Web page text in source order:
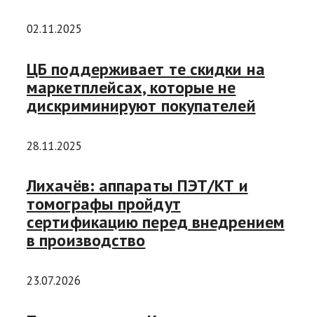
02.11.2025
ЦБ поддерживает те скидки на
маркетплейсах, которые не
дискриминируют покупателей
28.11.2025
Лихачёв: аппараты ПЭТ/КТ и
томографы пройдут
сертификацию перед внедрением
в производство
23.07.2026